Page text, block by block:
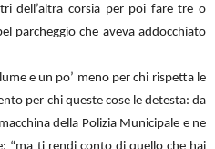
dell’altra corsia per poi fare tre o
parcheggio che aveva addocchiato
e un po’ meno per chi rispetta le
per chi queste cose le detesta: da
della Polizia Municipale e ne